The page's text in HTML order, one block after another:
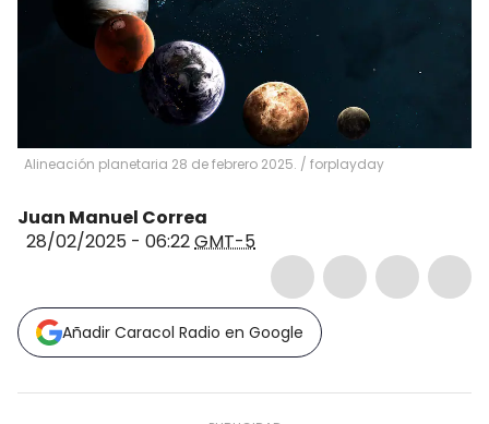
Alineación planetaria 28 de febrero 2025. / forplayday
Juan Manuel Correa
28/02/2025 - 06:22GMT-5
Añadir Caracol Radio en Google